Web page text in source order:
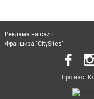
Реклама на сайті
Франшиза "CitySites"
Про нас